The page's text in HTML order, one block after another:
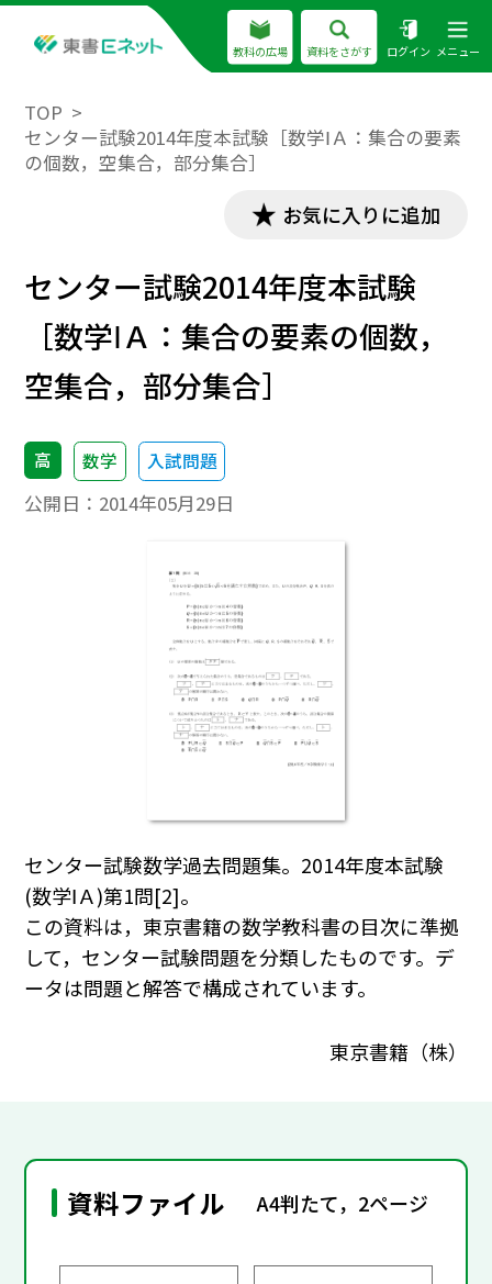
教科の広場 資料をさがす ログイン メニュー
TOP
センター試験2014年度本試験［数学ⅠＡ：集合の要素
の個数，空集合，部分集合］
お気に入りに追加
センター試験2014年度本試験
［数学ⅠＡ：集合の要素の個数，
空集合，部分集合］
高 数学 入試問題
公開日： 2014年05月29日
センター試験数学過去問題集。2014年度本試験
(数学ⅠＡ)第1問[2]。
この資料は，東京書籍の数学教科書の目次に準拠
して，センター試験問題を分類したものです。デ
ータは問題と解答で構成されています。
東京書籍（株）
資料ファイル A4判たて，2ページ